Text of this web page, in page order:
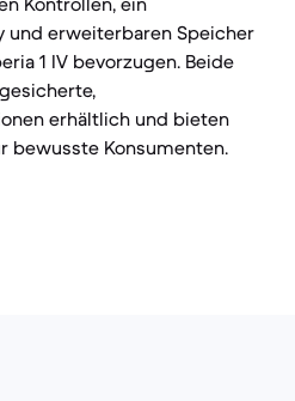
und erweiterbaren Speicher
1 IV bevorzugen. Beide
erhältlich und bieten
bewusste Konsumenten.